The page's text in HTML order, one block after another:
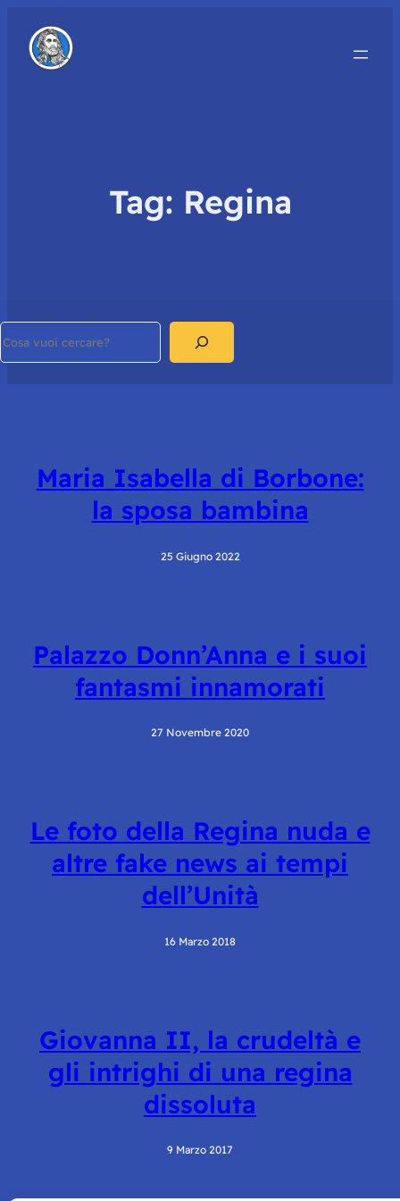
Tag: Regina
Maria Isabella di Borbone:
la sposa bambina
25 Giugno 2022
Palazzo Donn’Anna e i suoi
fantasmi innamorati
27 Novembre 2020
Le foto della Regina nuda e
altre fake news ai tempi
dell’Unità
16 Marzo 2018
Giovanna II, la crudeltà e
gli intrighi di una regina
dissoluta
9 Marzo 2017